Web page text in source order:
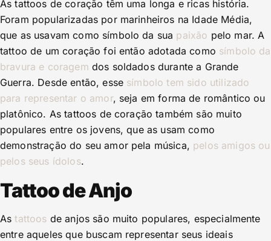
As tattoos de coração têm uma longa e ricas história.
Foram popularizadas por marinheiros na Idade Média,
que as usavam como símbolo da sua paixão pelo mar. A
tattoo de um coração foi então adotada como símbolo da
bravura e coragem dos soldados durante a Grande
Guerra. Desde então, esse símbolo tem sido utilizado
para representar o amor, seja em forma de romântico ou
platônico. As tattoos de coração também são muito
populares entre os jovens, que as usam como
demonstração do seu amor pela música, pelos amigos ou
pelos seus ídolos.
Tattoo de Anjo
Astattoos de anjos são muito populares, especialmente
entre aqueles que buscam representar seus ideais